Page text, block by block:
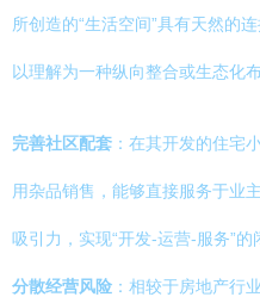
所创造的“生活空间”具有天然的
以理解为一种纵向整合或生态化布
完善社区配套 ：在其开发的住宅
用杂品销售，能够直接服务于业
吸引力，实现“开发-运营-服务”的
分散经营风险 ：相较于房地产行